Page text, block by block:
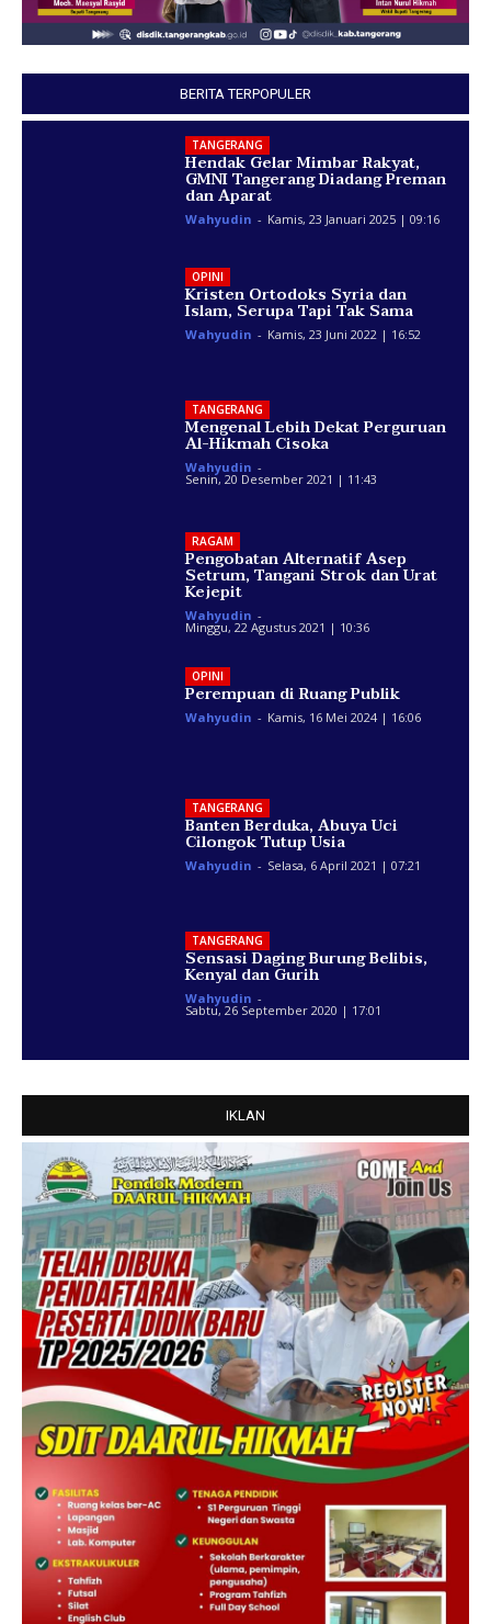
BERITA TERPOPULER
TANGERANG
Hendak Gelar Mimbar Rakyat,
GMNI Tangerang Diadang Preman
dan Aparat
Wahyudin - Kamis, 23 Januari 2025 | 09:16
OPINI
Kristen Ortodoks Syria dan
Islam, Serupa Tapi Tak Sama
Wahyudin - Kamis, 23 Juni 2022 | 16:52
TANGERANG
Mengenal Lebih Dekat Perguruan
Al-Hikmah Cisoka
Wahyudin -
Senin, 20 Desember 2021 | 11:43
RAGAM
Pengobatan Alternatif Asep
Setrum, Tangani Strok dan Urat
Kejepit
Wahyudin -
Minggu, 22 Agustus 2021 | 10:36
OPINI
Perempuan di Ruang Publik
Wahyudin - Kamis, 16 Mei 2024 | 16:06
TANGERANG
Banten Berduka, Abuya Uci
Cilongok Tutup Usia
Wahyudin - Selasa, 6 April 2021 | 07:21
TANGERANG
Sensasi Daging Burung Belibis,
Kenyal dan Gurih
Wahyudin -
Sabtu, 26 September 2020 | 17:01
IKLAN